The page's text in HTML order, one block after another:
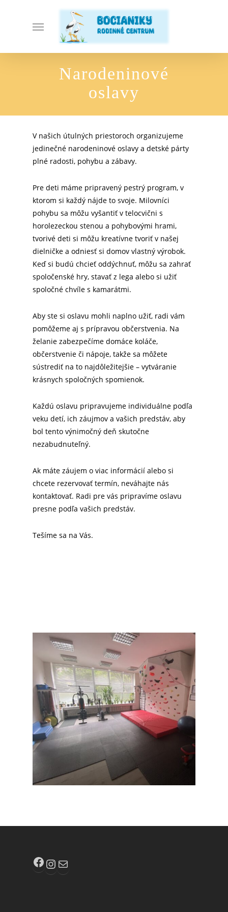
Menu
Narodeninové
oslavy
V našich útulných priestoroch organizujeme
jedinečné narodeninové oslavy a detské párty
plné radosti, pohybu a zábavy.
Pre deti máme pripravený pestrý program, v
ktorom si každý nájde to svoje. Milovníci
pohybu sa môžu vyšantiť v telocvični s
horolezeckou stenou a pohybovými hrami,
tvorivé deti si môžu kreatívne tvoriť v našej
dielničke a odniesť si domov vlastný výrobok.
Keď si budú chcieť oddýchnuť, môžu sa zahrať
spoločenské hry, stavať z lega alebo si užiť
spoločné chvíle s kamarátmi.
Aby ste si oslavu mohli naplno užiť, radi vám
pomôžeme aj s prípravou občerstvenia. Na
želanie zabezpečíme domáce koláče,
občerstvenie či nápoje, takže sa môžete
sústrediť na to najdôležitejšie – vytváranie
krásnych spoločných spomienok.
Každú oslavu pripravujeme individuálne podľa
veku detí, ich záujmov a vašich predstáv, aby
bol tento výnimočný deň skutočne
nezabudnuteľný.
Ak máte záujem o viac informácií alebo si
chcete rezervovať termín, neváhajte nás
kontaktovať. Radi pre vás pripravíme oslavu
presne podľa vašich predstáv.
Tešíme sa na Vás.
Facebook
Instagram
E-mail